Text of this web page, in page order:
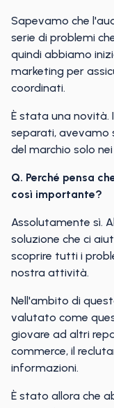
Sapevamo che
serie di problemi
quindi abbiamo
marketing per
coordinati.
È stata una novità.
separati, avevamo
del marchio solo
Q. Perché pensa
così importante?
Assolutamente sì.
soluzione che ci
scoprire tutti i
nostra attività.
Nell'ambito di
valutato come
giovare ad altri
commerce, il
informazioni.
È stato allora che